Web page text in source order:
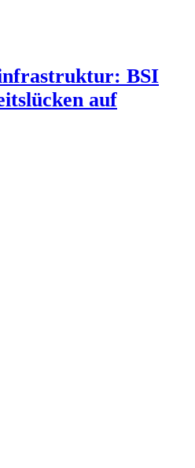
BSI
auf